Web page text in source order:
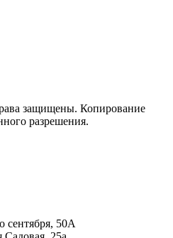
защищены. Копирование
разрешения.
сентября, 50А